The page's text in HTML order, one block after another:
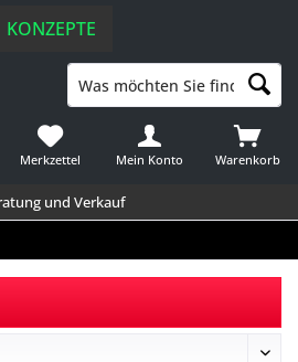
KONZEPTE
und Verkauf
Warenkorb
Merkzettel Mein Konto